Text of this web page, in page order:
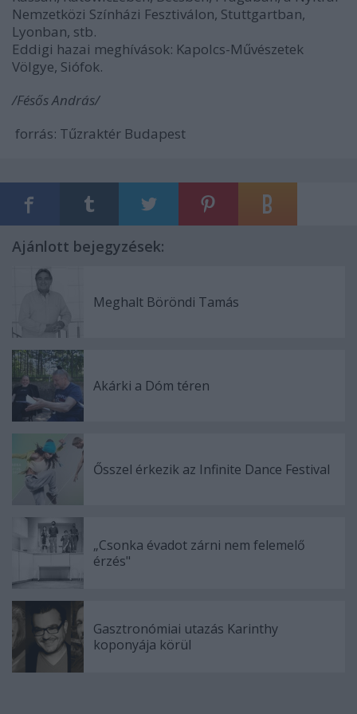
Nemzetközi Színházi Fesztiválon, Stuttgartban,
Lyonban, stb.
Eddigi hazai meghívások: Kapolcs-Művészetek
Völgye, Siófok.
/Fésős András/
forrás: Tűzraktér Budapest
Ajánlott bejegyzések:
Meghalt Böröndi Tamás
Akárki a Dóm téren
Ősszel érkezik az Infinite Dance Festival
„Csonka évadot zárni nem felemelő
érzés"
Gasztronómiai utazás Karinthy
koponyája körül